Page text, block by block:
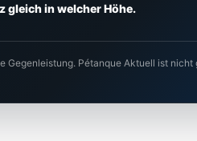
gleich in welcher Höhe.
Gegenleistung. Pétanque Aktuell ist